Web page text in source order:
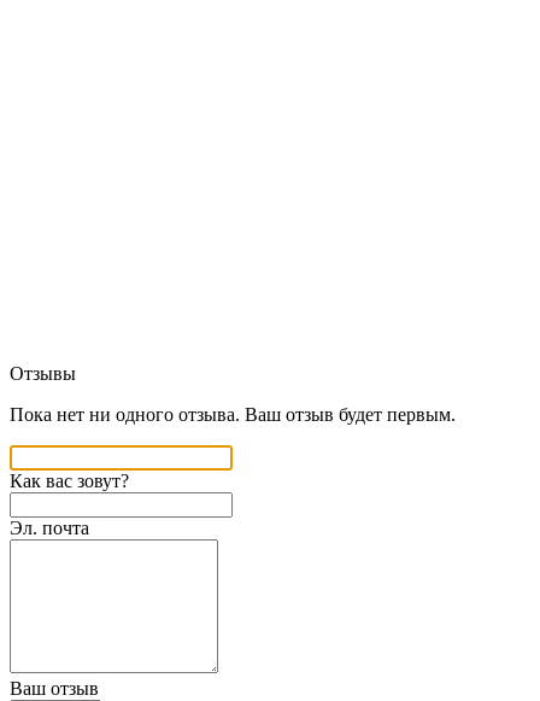
Отзывы
Пока нет ни одного отзыва. Ваш отзыв будет первым.
Как вас зовут?
Эл. почта
Ваш отзыв